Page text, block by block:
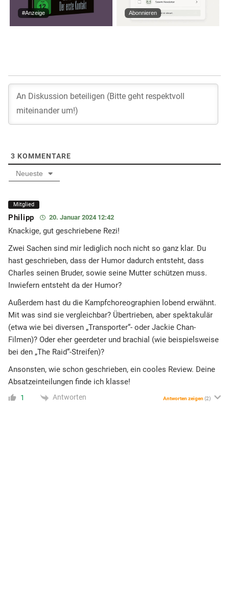
#Anzeige Abonnieren
3 KOMMENTARE
Neueste
Mitglied
Philipp 20. Januar 2024 12:42
Knackige, gut geschriebene Rezi!
Zwei Sachen sind mir lediglich noch nicht so ganz klar. Du
hast geschrieben, dass der Humor dadurch entsteht, dass
Charles seinen Bruder, sowie seine Mutter schützen muss.
Inwiefern entsteht da der Humor?
Außerdem hast du die Kampfchoreographien lobend erwähnt.
Mit was sind sie vergleichbar? Übertrieben, aber spektakulär
(etwa wie bei diversen „Transporter“- oder Jackie Chan-
Filmen)? Oder eher geerdeter und brachial (wie beispielsweise
bei den „The Raid“-Streifen)?
Ansonsten, wie schon geschrieben, ein cooles Review. Deine
Absatzeinteilungen finde ich klasse!
1 Antworten Antworten zeigen (2)